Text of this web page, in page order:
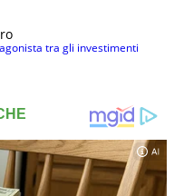
tra gli investimenti